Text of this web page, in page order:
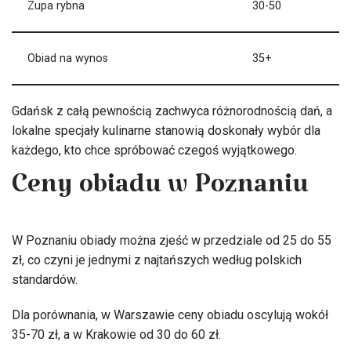
Zupa rybna 30-50
Obiad na wynos 35+
Gdańsk z całą pewnością zachwyca różnorodnością dań, a
lokalne specjały kulinarne stanowią doskonały wybór dla
każdego, kto chce spróbować czegoś wyjątkowego.
Ceny obiadu w Poznaniu
W Poznaniu obiady można zjeść w przedziale od 25 do 55
zł, co czyni je jednymi z najtańszych według polskich
standardów.
Dla porównania, w Warszawie ceny obiadu oscylują wokół
35-70 zł, a w Krakowie od 30 do 60 zł.